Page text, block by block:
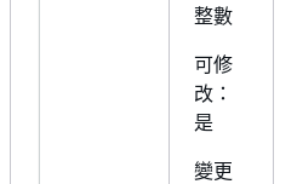
整數
可修
改：
是
變更